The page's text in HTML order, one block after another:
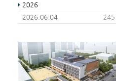
2026
2026.06.04
245